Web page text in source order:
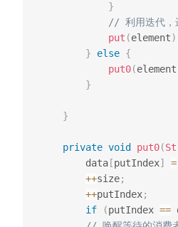
}
// 利用迭代，
put (element)
}
else {
put0(element
}
}
private void put0(
        data
[putIndex] =
++size;
++putIndex;
if
(putIndex ==